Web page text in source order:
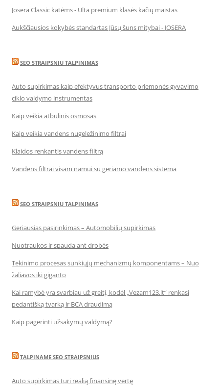
Josera Classic katėms - Ulta premium klasės kačių maistas
Aukščiausios kokybės standartas Jūsų šuns mitybai - JOSERA
SEO STRAIPSNIU TALPINIMAS
Auto supirkimas kaip efektyvus transporto priemonės gyvavimo
ciklo valdymo instrumentas
Kaip veikia atbulinis osmosas
Kaip veikia vandens nugeležinimo filtrai
Klaidos renkantis vandens filtrą
Vandens filtrai visam namui su geriamo vandens sistema
SEO STRAIPSNIU TALPINIMAS
Geriausias pasirinkimas – Automobilių supirkimas
Nuotraukos ir spauda ant drobės
Tekinimo procesas sunkiųjų mechanizmų komponentams – Nuo
žaliavos iki giganto
Kai ramybė yra svarbiau už greitį, kodėl „Vezam123.lt“ renkasi
pedantišką tvarką ir BCA draudimą
Kaip pagerinti užsakymų valdymą?
TALPINAME SEO STRAIPSNIUS
Auto supirkimas turi realią finansinę vertę